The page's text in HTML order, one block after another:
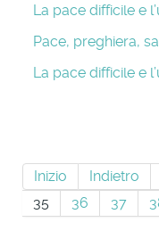
La pace difficile e
Pace, preghiera,
La pace difficile e
Inizio Indietro
35
36 37